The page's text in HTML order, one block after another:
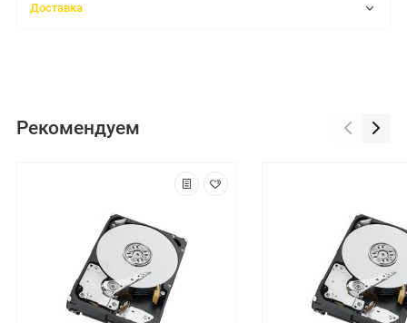
Доставка
Рекомендуем